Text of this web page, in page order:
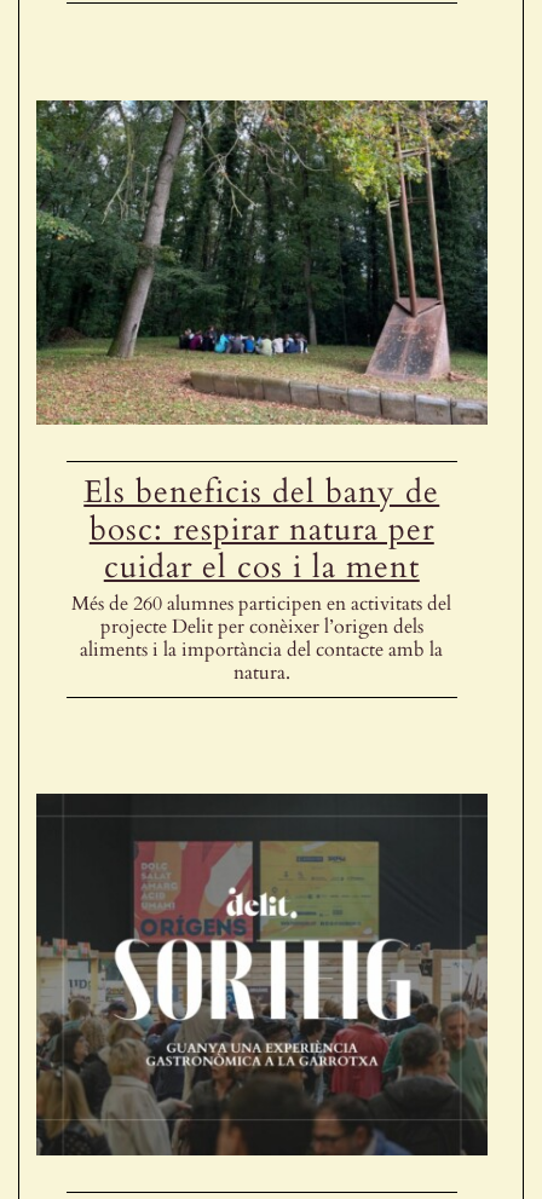
Els beneficis del bany de
bosc: respirar natura per
cuidar el cos i la ment
Més de 260 alumnes participen en activitats del
projecte Delit per conèixer l’origen dels
aliments i la importància del contacte amb la
natura.